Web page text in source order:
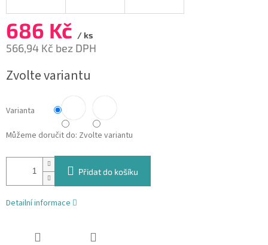
686 Kč / ks
566,94 Kč bez DPH
cena:
Zvolte variantu
Varianta
Můžeme doručit do: Zvolte variantu
Přidat do košíku
Detailní informace